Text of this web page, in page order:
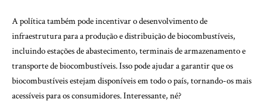
A política também pode incentivar o desenvolvimento de
infraestrutura para a produção e distribuição de biocombustíveis,
incluindo estações de abastecimento, terminais de armazenamento e
transporte de biocombustíveis. Isso pode ajudar a garantir que os
biocombustíveis estejam disponíveis em todo o país, tornando-os mais
acessíveis para os consumidores. Interessante, né?